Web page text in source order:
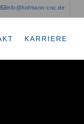
info@hofmann-cnc.de
KARRIERE